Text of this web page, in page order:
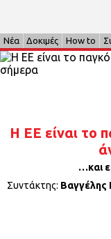
Νέα Δοκιμές How to
Η ΕΕ είναι το
…και
Συντάκτης: Βαγγέλης